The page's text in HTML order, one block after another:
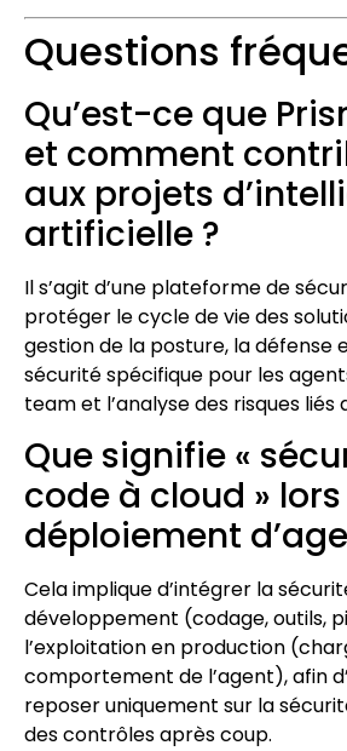
Questions
Qu’est-ce que
et comment
aux projets
artificielle ?
Il s’agit d’une plateforme de
protéger le cycle de vie des
gestion de la posture, la défense
sécurité spécifique pour les
team et l’analyse des risques liés
Que signifie «
code à cloud »
déploiement
Cela implique d’intégrer la
développement (codage, outils,
l’exploitation en production
comportement de l’agent), afin
reposer uniquement sur la
des contrôles après coup.